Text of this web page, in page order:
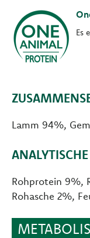
Es
Lamm 94%,
Rohprotein 9%,
Rohasche 2%,